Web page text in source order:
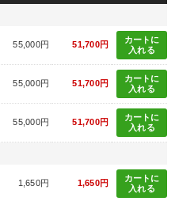
55,000円 51,700円
カートに
入れる
55,000円 51,700円
カートに
入れる
55,000円 51,700円
カートに
入れる
1,650円 1,650円
カートに
入れる